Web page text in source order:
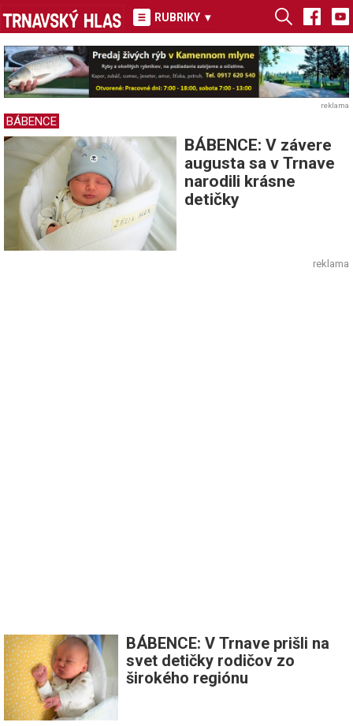
RUBRIKY ▾
reklama
BÁBENCE
BÁBENCE: V závere
augusta sa v Trnave
narodili krásne
detičky
reklama
BÁBENCE: V Trnave prišli na
svet detičky rodičov zo
širokého regiónu